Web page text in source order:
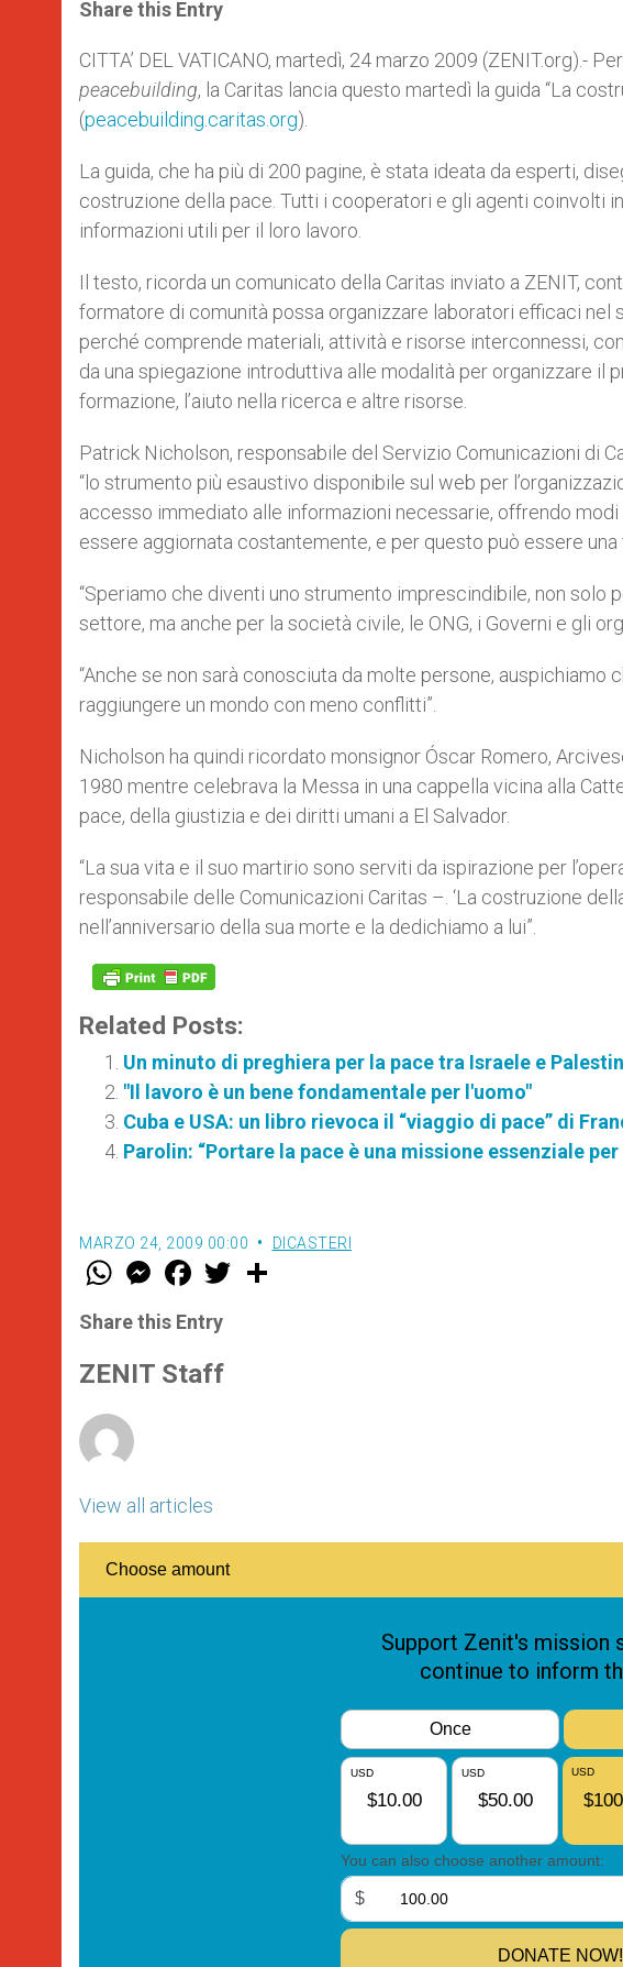
s
p
p
e
g
e
r
b
o
k
r
Share this Entry
CITTA’ DEL VATICANO, martedì, 24 marzo 2009 (ZENIT.org).-
peacebuilding, la Caritas lancia questo martedì la guida “La
(peacebuilding.caritas.org).
La guida, che ha più di 200 pagine, è stata ideata da esperti,
costruzione della pace. Tutti i cooperatori e gli agenti coinvolti
informazioni utili per il loro lavoro.
Il testo, ricorda un comunicato della Caritas inviato a ZENIT,
formatore di comunità possa organizzare laboratori efficaci nel
perché comprende materiali, attività e risorse interconnessi,
da una spiegazione introduttiva alle modalità per organizzare il
formazione, l’aiuto nella ricerca e altre risorse.
Patrick Nicholson, responsabile del Servizio Comunicazioni di
“lo strumento più esaustivo disponibile sul web per
accesso immediato alle informazioni necessarie, offrendo
essere aggiornata costantemente, e per questo può essere
“Speriamo che diventi uno strumento imprescindibile, non solo
settore, ma anche per la società civile, le ONG, i Governi e gli
“Anche se non sarà conosciuta da molte persone,
raggiungere un mondo con meno conflitti”.
Nicholson ha quindi ricordato monsignor Óscar Romero,
1980 mentre celebrava la Messa in una cappella vicina alla
pace, della giustizia e dei diritti umani a El Salvador.
“La sua vita e il suo martirio sono serviti da ispirazione per
responsabile delle Comunicazioni Caritas –. ‘La costruzione
nell’anniversario della sua morte e la dedichiamo a lui”.
Related Posts:
Un minuto di preghiera per la pace tra Israele e
"Il lavoro è un bene fondamentale per l'uomo"
Cuba e USA: un libro rievoca il “viaggio di pace” di
Parolin: “Portare la pace è una missione essenziale per
MARZO 24, 2009 00:00 DICASTERI
W
t
s
p
p
M
e
s
e
g
e
F
a
e
b
o
k
w
Share this Entry
ZENIT Staff
View all articles